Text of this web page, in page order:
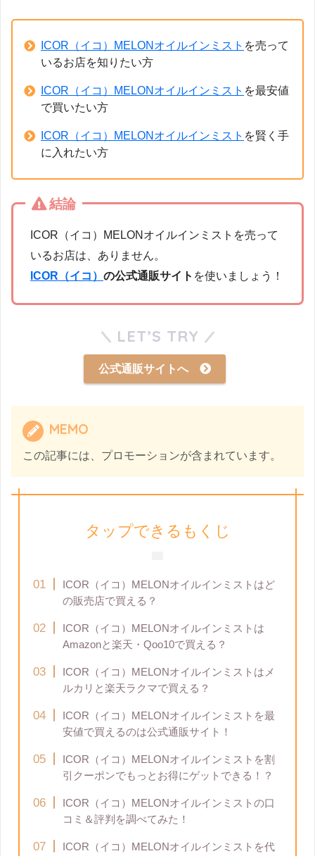
ICOR（イコ）MELONオイルインミスト を売って
いるお店を知りたい方
ICOR（イコ）MELONオイルインミスト を最安値
で買いたい方
ICOR（イコ）MELONオイルインミスト を賢く手
に入れたい方
結論
ICOR（イコ）MELONオイルインミストを売って
いるお店は、ありません。
ICOR（イコ） の公式通販サイト を使いましょう！
LET’S TRY
公式通販サイトへ
MEMO
この記事には、プロモーションが含まれています。
タップできるもくじ
ICOR（イコ）MELONオイルインミストはど
の販売店で買える？
ICOR（イコ）MELONオイルインミストは
Amazonと楽天・Qoo10で買える？
ICOR（イコ）MELONオイルインミストはメ
ルカリと楽天ラクマで買える？
ICOR（イコ）MELONオイルインミストを最
安値で買えるのは公式通販サイト！
ICOR（イコ）MELONオイルインミストを割
引クーポンでもっとお得にゲットできる！？
ICOR（イコ）MELONオイルインミストの口
コミ＆評判を調べてみた！
ICOR（イコ）MELONオイルインミストを代